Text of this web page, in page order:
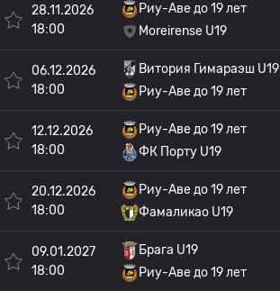
28.11.2026
18:00
Риу-Аве до 19 лет
Moreirense U19
06.12.2026
18:00
Витория Гимараэш U19
Риу-Аве до 19 лет
12.12.2026
18:00
Риу-Аве до 19 лет
ФК Порту U19
20.12.2026
18:00
Риу-Аве до 19 лет
Фамаликао U19
09.01.2027
18:00
Брага U19
Риу-Аве до 19 лет